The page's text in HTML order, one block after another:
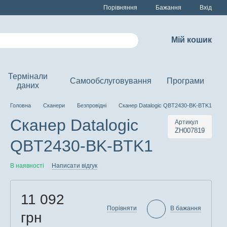
Порівняння Бажання Вхід
Мій кошик
Термінали
даних
Самообслуговування Програми
Головна Сканери Безпровідні Сканер Datalogic QBT2430-BK-BTK1
Сканер Datalogic
QBT2430-BK-BTK1
Артикул
ZH007819
В наявності Написати відгук
11 092
грн
Порівняти В бажання